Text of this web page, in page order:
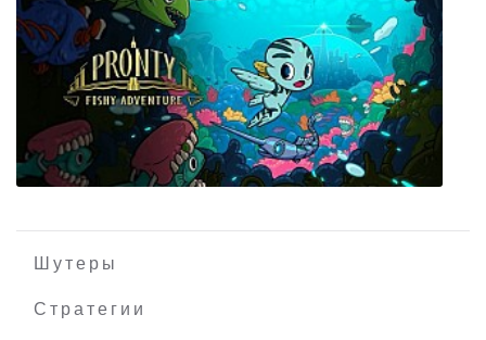
Close Combat Last Stand Arnhem
Шутеры
Стратегии